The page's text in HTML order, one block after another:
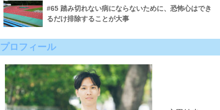
#65 踏み切れない病にならないために、恐怖心はでき
るだけ排除することが大事
プロフィール